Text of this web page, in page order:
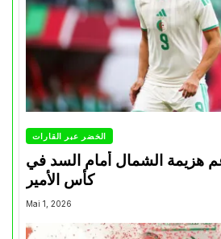
الخضر عبر القارات
هزيمة الشمال أمام السد في
كأس الأمير
Mai 1, 2026